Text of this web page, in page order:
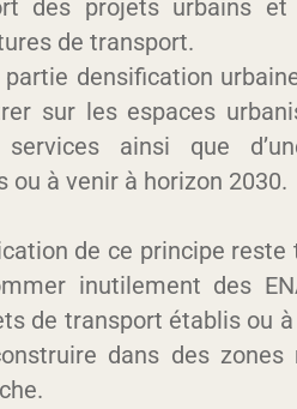
des projets urbains et
de transport.
densification
sur les espaces
ainsi que
à venir à horizon 2030.
de ce principe reste
inutilement des
de transport établis ou
dans des